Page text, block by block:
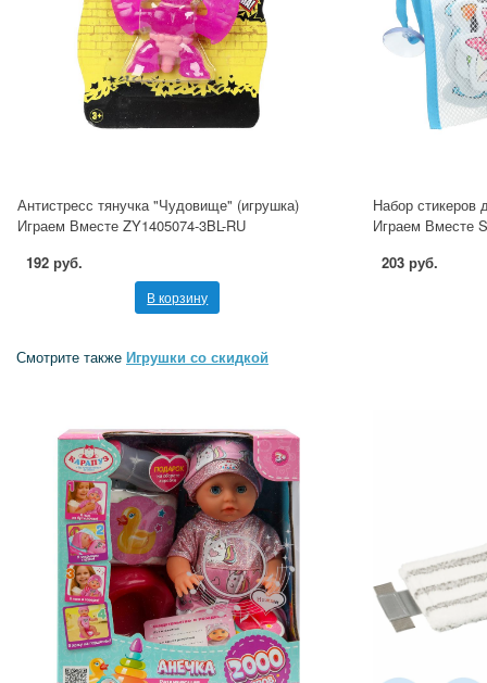
Антистресс тянучка "Чудовище" (игрушка)
Играем Вместе ZY1405074-3BL-RU
192 руб.
В корзину
Набор стикеров
Играем Вместе
203 руб.
Смотрите также Игрушки со скидкой